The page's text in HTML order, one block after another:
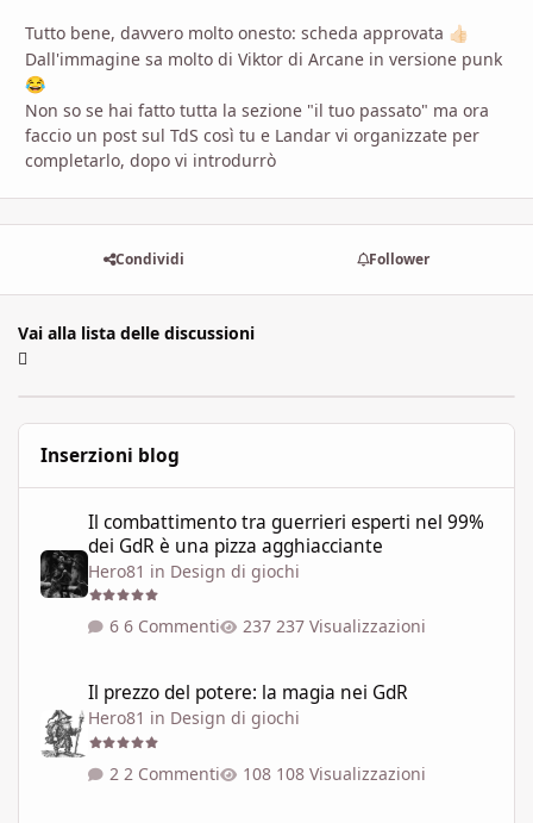
Tutto bene, davvero molto onesto: scheda approvata 👍🏻
Dall'immagine sa molto di Viktor di Arcane in versione punk
😂
Non so se hai fatto tutta la sezione "il tuo passato" ma ora
faccio un post sul TdS così tu e Landar vi organizzate per
completarlo, dopo vi introdurrò
Condividi Follower
Vai alla lista delle discussioni
Inserzioni blog
Il combattimento tra guerrieri esperti nel 99%
dei GdR è una pizza agghiacciante
Hero81 in Design di giochi
6 Commenti 237 Visualizzazioni
Il prezzo del potere: la magia nei GdR
Hero81 in Design di giochi
2 Commenti 108 Visualizzazioni